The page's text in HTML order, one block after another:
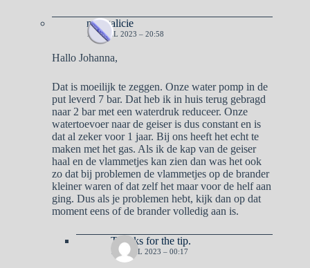
naargalicie
14 APRIL 2023 – 20:58
Hallo Johanna,
Dat is moeilijk te zeggen. Onze water pomp in de
put leverd 7 bar. Dat heb ik in huis terug gebragd
naar 2 bar met een waterdruk reduceer. Onze
watertoevoer naar de geiser is dus constant en is
dat al zeker voor 1 jaar. Bij ons heeft het echt te
maken met het gas. Als ik de kap van de geiser
haal en de vlammetjes kan zien dan was het ook
zo dat bij problemen de vlammetjes op de brander
kleiner waren of dat zelf het maar voor de helf aan
ging. Dus als je problemen hebt, kijk dan op dat
moment eens of de brander volledig aan is.
Thanks for the tip.
15 APRIL 2023 – 00:17